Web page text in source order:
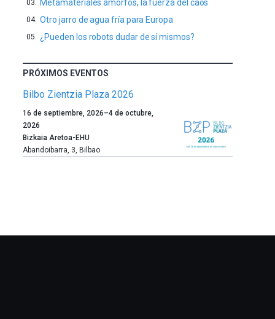
Metamateriales amorfos, la fuerza del caos
Otro jarro de agua fría para Europa
¿Pueden los robots dudar de sí mismos?
PRÓXIMOS EVENTOS
Bilbo Zientzia Plaza 2026
Un
año
más,
Bilbao
la
16 de septiembre, 2026–4 de octubre,
2026
Bizkaia Aretoa-EHU
Abandoibarra, 3, Bilbao